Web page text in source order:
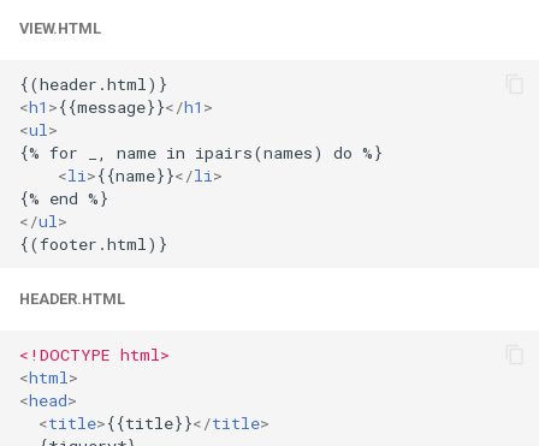
waf
wasm-wasmtime
webp
xslt
xss
zip
Benchmarks
Lua
Lua 5.1.5 Copyright (C)
1994-2012 Lua.org, PUC-
Rio
Lua 5.2.4 Copyright (C)
1994-2015 Lua.org, PUC-
Rio
VIEW.HTML
<h1 >{{message}}</h1 >
<ul >
{% for _, name in ipairs(names) do %}
<li >{{name}}</li >
</ul >
HEADER.HTML
<!DOCTYPE html>
<html >
<head>
<title>{{title}}</title>